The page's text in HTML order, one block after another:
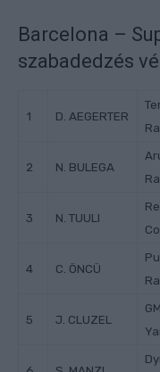
Barcelona –
szabadedzés
1 D. AEGERTER
2 N. BULEGA
3 N. TUULI
4 C. ÖNCÜ
5 J. CLUZEL